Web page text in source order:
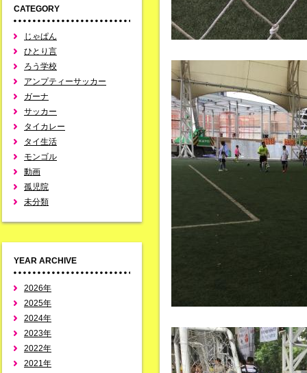
CATEGORY
じゃぱん
ひとり言
ろう学校
アンプティーサッカー
ガーナ
サッカー
タイカレー
タイ生活
モンゴル
動画
孤児院
未分類
YEAR ARCHIVE
2026年
2025年
2024年
2023年
2022年
2021年